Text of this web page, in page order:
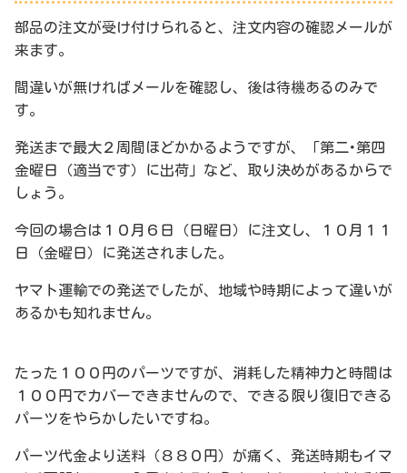
部品の注文が受け付けられると、注文内容の確認メールが
来ます。
間違いが無ければメールを確認し、後は待機あるのみで
す。
発送まで最大２周間ほどかかるようですが、「第二･第四
金曜日（適当です）に出荷」など、取り決めがあるからで
しょう。
今回の場合は１０月６日（日曜日）に注文し、１０月１１
日（金曜日）に発送されました。
ヤマト運輸での発送でしたが、地域や時期によって違いが
あるかも知れません。
たった１００円のパーツですが、消耗した精神力と時間は
１００円でカバーできませんので、できる限り復旧できる
パーツをやらかしたいですね。
パーツ代金より送料（８８０円）が痛く、発送時期もイマ